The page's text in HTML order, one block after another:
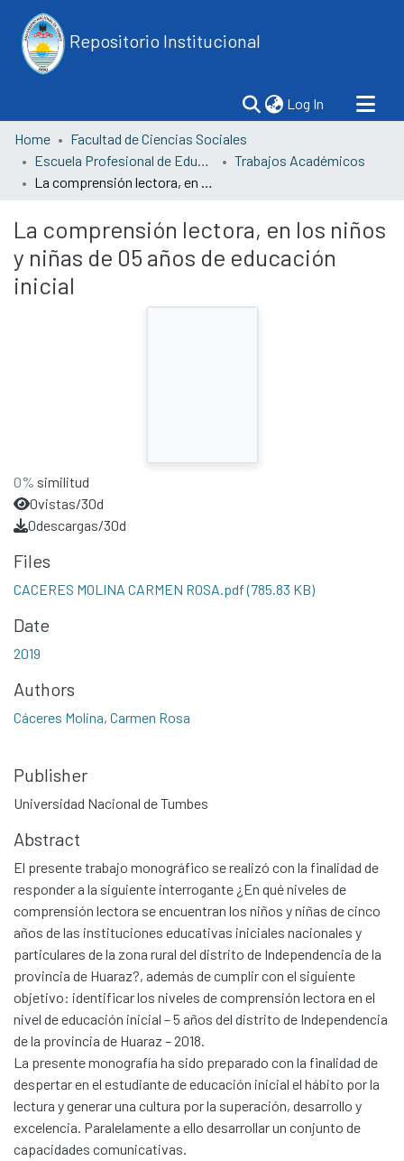
Repositorio Institucional
Log In (current)
Home
Facultad de Ciencias Sociales
Escuela Profesional de Educación
Trabajos Académicos
La comprensión lectora, en los niños y niñas de 05 años de educación inicial
La comprensión lectora, en los niños
y niñas de 05 años de educación
inicial
0% similitud
0vistas/30d
0descargas/30d
Files
CACERES MOLINA CARMEN ROSA.pdf(785.83 KB)
Date
2019
Authors
Cáceres Molina, Carmen Rosa
Publisher
Universidad Nacional de Tumbes
Abstract
El presente trabajo monográfico se realizó con la finalidad de
responder a la siguiente interrogante ¿En qué niveles de
comprensión lectora se encuentran los niños y niñas de cinco
años de las instituciones educativas iniciales nacionales y
particulares de la zona rural del distrito de Independencia de la
provincia de Huaraz?, además de cumplir con el siguiente
objetivo: identificar los niveles de comprensión lectora en el
nivel de educación inicial – 5 años del distrito de Independencia
de la provincia de Huaraz – 2018.
La presente monografía ha sido preparado con la finalidad de
despertar en el estudiante de educación inicial el hábito por la
lectura y generar una cultura por la superación, desarrollo y
excelencia. Paralelamente a ello desarrollar un conjunto de
capacidades comunicativas.